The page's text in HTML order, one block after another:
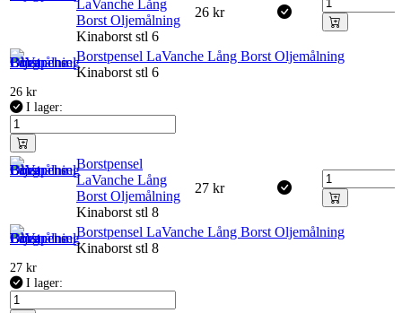
LaVanche Lång
Borst Oljemålning
Kinaborst stl 6
26 kr
Borstpensel LaVanche Lång Borst Oljemålning
Kinaborst stl 6
26 kr
I lager:
Borstpensel
LaVanche Lång
Borst Oljemålning
Kinaborst stl 8
27 kr
Borstpensel LaVanche Lång Borst Oljemålning
Kinaborst stl 8
27 kr
I lager: